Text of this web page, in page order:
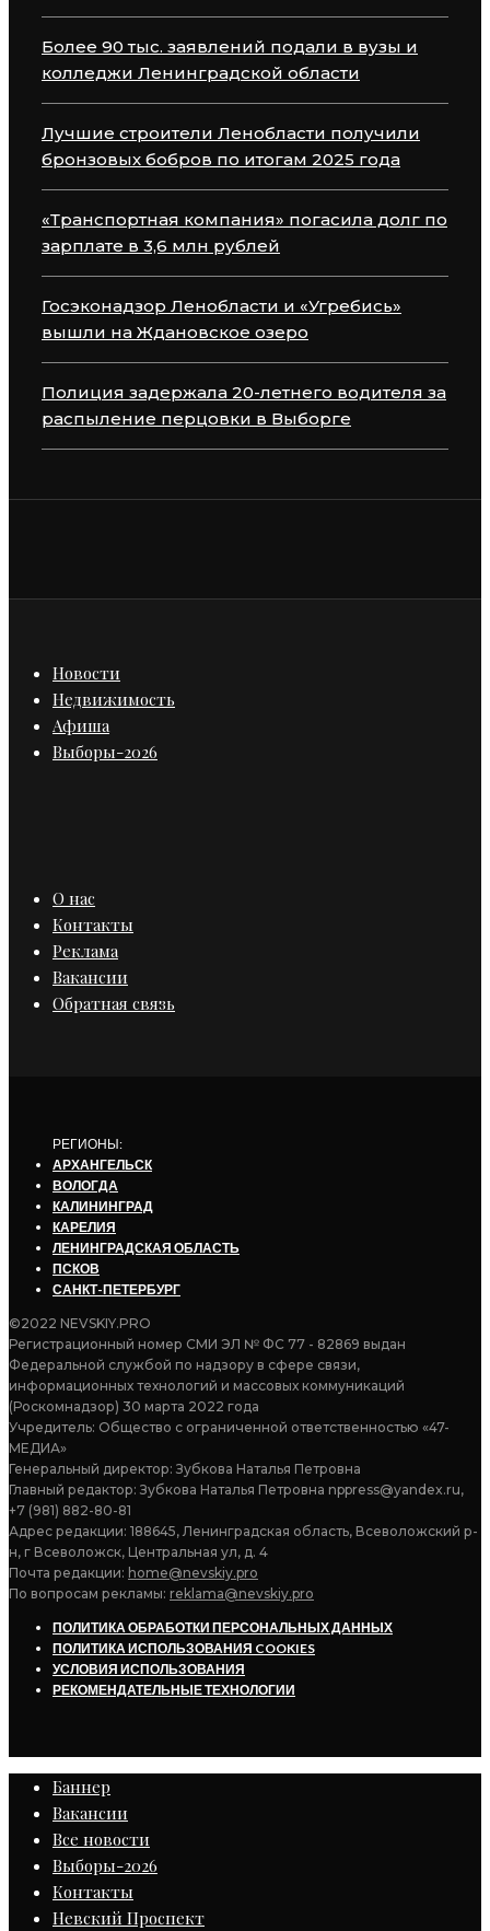
Более 90 тыс. заявлений подали в вузы и
колледжи Ленинградской области
Лучшие строители Ленобласти получили
бронзовых бобров по итогам 2025 года
«Транспортная компания» погасила долг по
зарплате в 3,6 млн рублей
Госэконадзор Ленобласти и «Угребись»
вышли на Ждановское озеро
Полиция задержала 20-летнего водителя за
распыление перцовки в Выборге
Новости
Недвижимость
Афиша
Выборы-2026
О нас
Контакты
Реклама
Вакансии
Обратная связь
РЕГИОНЫ:
АРХАНГЕЛЬСК
ВОЛОГДА
КАЛИНИНГРАД
КАРЕЛИЯ
ЛЕНИНГРАДСКАЯ ОБЛАСТЬ
ПСКОВ
САНКТ-ПЕТЕРБУРГ
©2022 NEVSKIY.PRO
Регистрационный номер СМИ ЭЛ № ФС 77 - 82869 выдан
Федеральной службой по надзору в сфере связи,
информационных технологий и массовых коммуникаций
(Роскомнадзор) 30 марта 2022 года
Учредитель: Общество с ограниченной ответственностью «47-
МЕДИА»
Генеральный директор: Зубкова Наталья Петровна
Главный редактор: Зубкова Наталья Петровна nppress@yandex.ru,
+7 (981) 882-80-81
Адрес редакции: 188645, Ленинградская область, Всеволожский р-
н, г Всеволожск, Центральная ул, д. 4
Почта редакции: home@nevskiy.pro
По вопросам рекламы: reklama@nevskiy.pro
ПОЛИТИКА ОБРАБОТКИ ПЕРСОНАЛЬНЫХ ДАННЫХ
ПОЛИТИКА ИСПОЛЬЗОВАНИЯ COOKIES
УСЛОВИЯ ИСПОЛЬЗОВАНИЯ
РЕКОМЕНДАТЕЛЬНЫЕ ТЕХНОЛОГИИ
Баннер
Вакансии
Все новости
Выборы-2026
Контакты
Невский Проспект